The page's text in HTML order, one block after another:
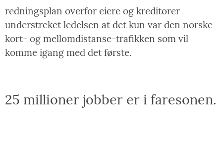
redningsplan overfor eiere og kreditorer
understreket ledelsen at det kun var den norske
kort- og mellomdistanse-trafikken som vil
komme igang med det første.
25 millioner jobber er i faresonen.